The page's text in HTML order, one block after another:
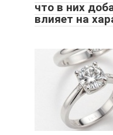
что в них
влияет на